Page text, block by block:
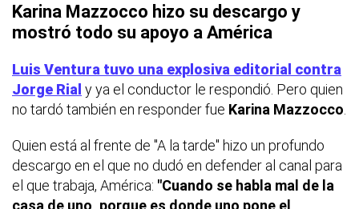
Karina Mazzocco hizo su descargo y
mostró todo su apoyo a América
Luis Ventura tuvo una explosiva editorial contra
Jorge Rial y ya el conductor le respondió. Pero quien
no tardó también en responder fue Karina Mazzocco
Quien está al frente de "A la tarde" hizo un profundo
descargo en el que no dudó en defender al canal para
el que trabaja, América: "Cuando se habla mal de la
casa de uno, porque es donde uno pone el